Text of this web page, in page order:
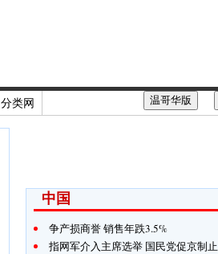
分类网 温哥华版
中国
争产损商誉 销售年跌3.5%
指网军介入主席选举 国民党促京制止